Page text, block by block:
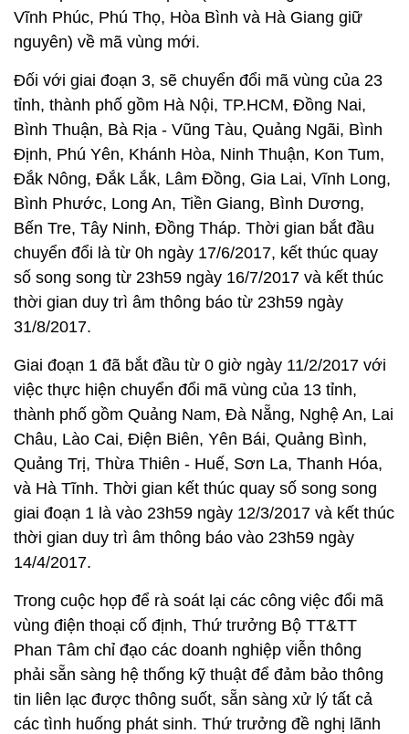
Vĩnh Phúc, Phú Thọ, Hòa Bình và Hà Giang giữ
nguyên) về mã vùng mới.
Đối với giai đoạn 3, sẽ chuyển đổi mã vùng của 23
tỉnh, thành phố gồm Hà Nội, TP.HCM, Đồng Nai,
Bình Thuận, Bà Rịa - Vũng Tàu, Quảng Ngãi, Bình
Định, Phú Yên, Khánh Hòa, Ninh Thuận, Kon Tum,
Đắk Nông, Đắk Lắk, Lâm Đồng, Gia Lai, Vĩnh Long,
Bình Phước, Long An, Tiền Giang, Bình Dương,
Bến Tre, Tây Ninh, Đồng Tháp. Thời gian bắt đầu
chuyển đổi là từ 0h ngày 17/6/2017, kết thúc quay
số song song từ 23h59 ngày 16/7/2017 và kết thúc
thời gian duy trì âm thông báo từ 23h59 ngày
31/8/2017.
Giai đoạn 1 đã bắt đầu từ 0 giờ ngày 11/2/2017 với
việc thực hiện chuyển đổi mã vùng của 13 tỉnh,
thành phố gồm Quảng Nam, Đà Nẵng, Nghệ An, Lai
Châu, Lào Cai, Điện Biên, Yên Bái, Quảng Bình,
Quảng Trị, Thừa Thiên - Huế, Sơn La, Thanh Hóa,
và Hà Tĩnh. Thời gian kết thúc quay số song song
giai đoạn 1 là vào 23h59 ngày 12/3/2017 và kết thúc
thời gian duy trì âm thông báo vào 23h59 ngày
14/4/2017.
Trong cuộc họp để rà soát lại các công việc đổi mã
vùng điện thoại cố định, Thứ trưởng Bộ TT&TT
Phan Tâm chỉ đạo các doanh nghiệp viễn thông
phải sẵn sàng hệ thống kỹ thuật để đảm bảo thông
tin liên lạc được thông suốt, sẵn sàng xử lý tất cả
các tình huống phát sinh. Thứ trưởng đề nghị lãnh